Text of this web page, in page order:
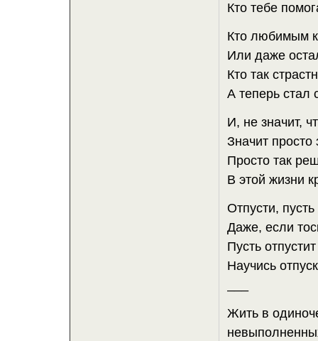
Кто тебе
Кто любимым
Или даже
Кто так
А теперь стал
И, не значит,
Значит просто
Просто так
В этой жизни
Отпусти,
Даже, если
Пусть
Научись
Жить в